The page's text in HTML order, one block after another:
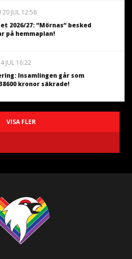
20 JUL 12:58
2026/27: ”Mörnas” besked
på hemmaplan!
JUL 16:22
Insamlingen går som
kronor säkrade!
VISA FLER